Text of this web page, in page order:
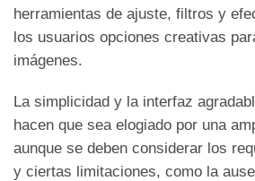
herramientas de ajuste, filtros y
los usuarios opciones creativas
imágenes.
La simplicidad y la interfaz
hacen que sea elogiado por una
aunque se deben considerar los
y ciertas limitaciones, como la